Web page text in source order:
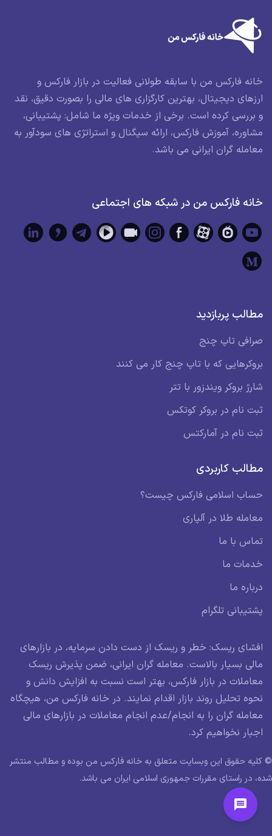
خانه فارکس من با سابقه طولانی فعالیت در بازار فارکس و
ارزهای دیجیتال، بهترین کارگزاری های مالی را بصورت دقیق، نقد
و بررسی کرده است. برخی از خدمات ویژه ما شامل: پشتیبانی،
مشاوره، آموزش فارکس، ارائه سیگنال و استراتژی های سودآور به
معامله گران ایرانی می باشد.
خانه فارکس من در شبکه های اجتماعی
مطالب پربازدید
صرافی تاپ چنج
بروکرهایی که با تاپ چنج کار می کنند
شارژ بروکر ویندزور با تتر
ثبت نام در بروکر کوتکس
ثبت نام در آمارکتس
مطالب کاربردی
حساب اسلامی فارکس چیست؟
معامله طلا در آلپاری
تماس با ما
خدمات ما
درباره ما
پشتیبانی تلگرام
افشای ریسک: خطر و ریسک از دست دادن سرمایه، در بازارهای
مالی بسیار بالاست. معامله گران ایرانی، ضمن پذیرش ریسک
معاملات در بازار فارکس، بهتر است نسبت به افزایش دانش و
نحوه تحلیل روند بازار اقدام نمایند. در خانه فارکس من، هیچگاه
معامله گران را به انجام/عدم انجام معاملات در بازارهای مالی
اجبار نخواهیم کرد.
© کلیه حقوق این وبسایت متعلق به خانه فارکس من بوده و مطالب منتشر
شده، در راستای مقررات جمهوری اسلامی ایران می باشد.